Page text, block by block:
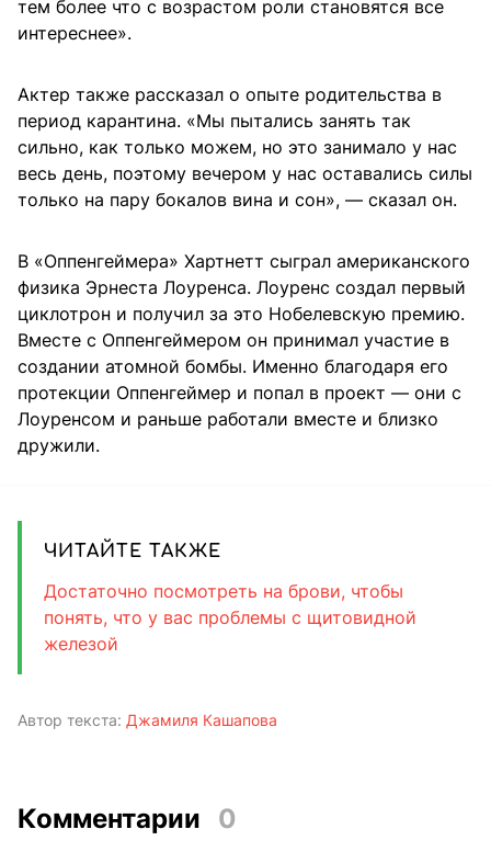
тем более что с возрастом роли становятся все
интереснее».
Актер также рассказал о опыте родительства в
период карантина. «Мы пытались занять так
сильно, как только можем, но это занимало у нас
весь день, поэтому вечером у нас оставались силы
только на пару бокалов вина и сон», — сказал он.
В «Оппенгеймера» Хартнетт сыграл американского
физика Эрнеста Лоуренса. Лоуренс создал первый
циклотрон и получил за это Нобелевскую премию.
Вместе с Оппенгеймером он принимал участие в
создании атомной бомбы. Именно благодаря его
протекции Оппенгеймер и попал в проект — они с
Лоуренсом и раньше работали вместе и близко
дружили.
ЧИТАЙТЕ ТАКЖЕ
Достаточно посмотреть на брови, чтобы
понять, что у вас проблемы с щитовидной
железой
Автор текста: Джамиля Кашапова
Комментарии 0